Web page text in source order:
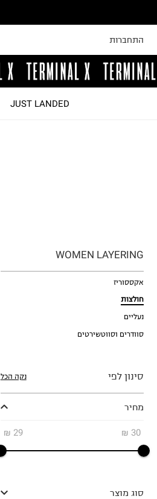
התחברות
JUST LANDED
WOMEN LAYERING
אקססוריז
חולצות
נעליים
סוודרים וסווטשירטים
סינון לפי נקה הכל
מחיר
29
₪ 30
₪
סוג מוצר